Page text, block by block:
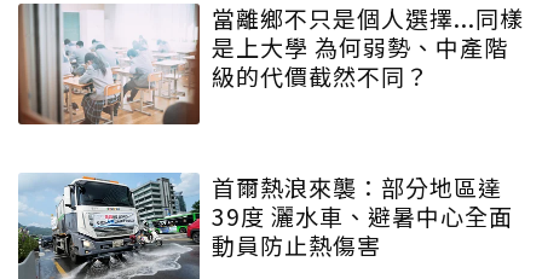
當離鄉不只是個人選擇...同樣
是上大學 為何弱勢、中產階
級的代價截然不同？
首爾熱浪來襲：部分地區達
39度 灑水車、避暑中心全面
動員防止熱傷害